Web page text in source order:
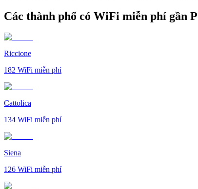
Các thành phố có WiFi miễn phí gần
Riccione
182 WiFi miễn phí
Cattolica
134 WiFi miễn phí
Siena
126 WiFi miễn phí